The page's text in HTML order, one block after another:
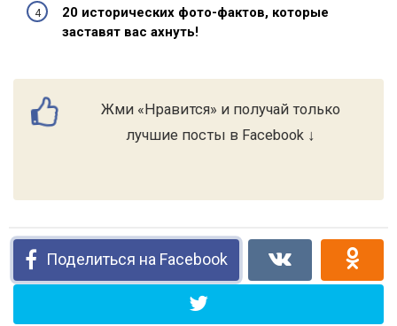
20 исторических фото-фактов, которые
заставят вас ахнуть!
Жми «Нравится» и получай только
лучшие посты в Facebook ↓
Поделиться на Facebook